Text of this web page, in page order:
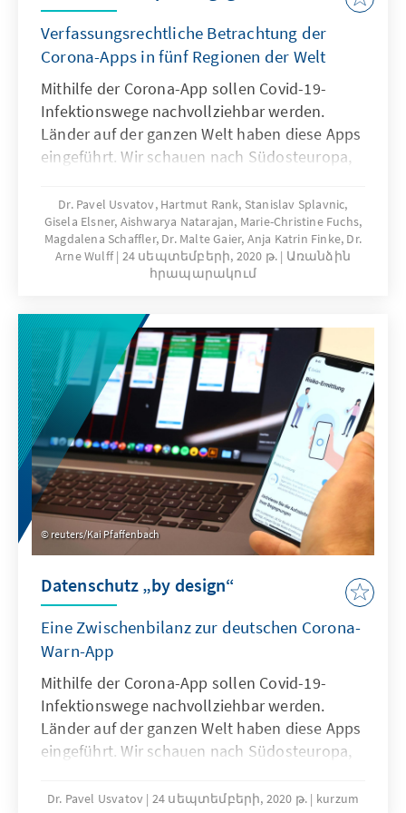
Verfassungsrechtliche Betrachtung der
Corona-Apps in fünf Regionen der Welt
Mithilfe der Corona-App sollen Covid-19-
Infektionswege nachvollziehbar werden.
Länder auf der ganzen Welt haben diese Apps
eingeführt. Wir schauen nach Südosteuropa,
Nordafrika und nach Subsahara-Afrika. Wie
steht es um die rechtlichen
Rahmenbedingungen vor Ort? Wie steht es
um die praktische Umsetzung? Welche
Dr. Pavel Usvatov, Hartmut Rank, Stanislav Splavnic,
Gisela Elsner, Aishwarya Natarajan, Marie-Christine Fuchs,
Magdalena Schaffler, Dr. Malte Gaier, Anja Katrin Finke, Dr.
Arne Wulff 24 սեպտեմբերի, 2020 թ.
Առանձին
հրապարակում
reuters/Kai Pfaffenbach
Datenschutz „by design“
Eine Zwischenbilanz zur deutschen Corona-
Warn-App
Mithilfe der Corona-App sollen Covid-19-
Infektionswege nachvollziehbar werden.
Länder auf der ganzen Welt haben diese Apps
eingeführt. Wir schauen nach Südosteuropa,
Nordafrika und nach Subsahara-Afrika. Wie
Dr. Pavel Usvatov 24 սեպտեմբերի, 2020 թ. kurzum